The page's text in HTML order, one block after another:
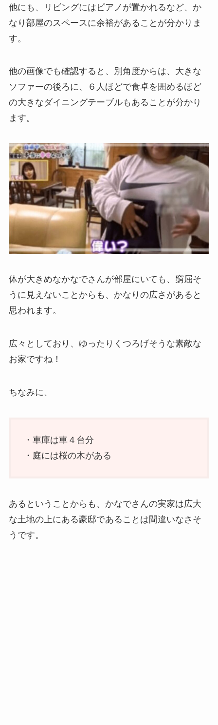
他にも、リビングにはピアノが置かれるなど、か
なり部屋のスペースに余裕があることが分かりま
す。
他の画像でも確認すると、別角度からは、大きな
ソファーの後ろに、６人ほどで食卓を囲めるほど
の大きなダイニングテーブルもあることが分かり
ます。
体が大きめなかなでさんが部屋にいても、窮屈そ
うに見えないことからも、かなりの広さがあると
思われます。
広々としており、ゆったりくつろげそうな素敵な
お家ですね！
ちなみに、
・車庫は車４台分
・庭には桜の木がある
あるということからも、かなでさんの実家は広大
な土地の上にある豪邸であることは間違いなさそ
うです。